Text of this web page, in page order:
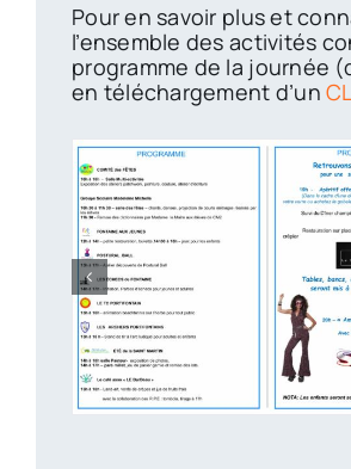
Pour en savoir plus et
l’ensemble des activités
programme de la journée
en téléchargement d’un